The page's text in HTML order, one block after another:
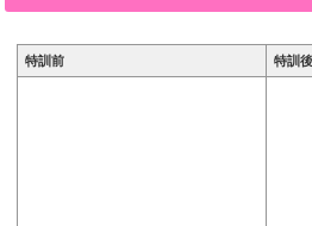
特訓前 特訓後